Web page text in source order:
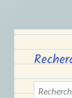
Rechercher :